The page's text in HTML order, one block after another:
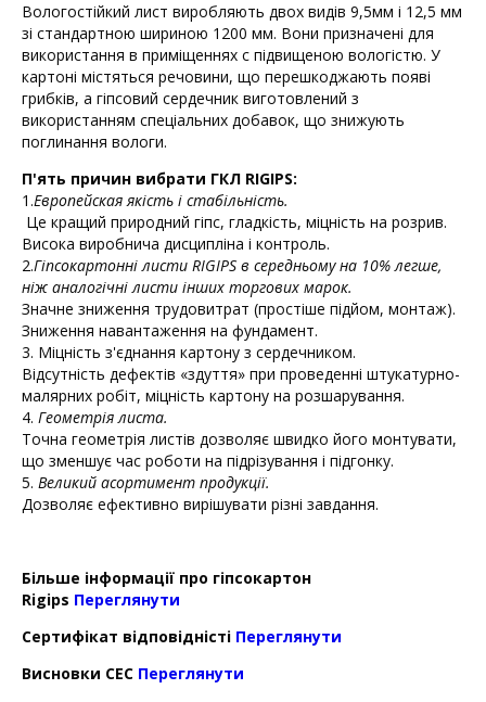
Вологостійкий лист виробляють двох видів 9,5мм і 12,5 мм
зі стандартною шириною 1200 мм. Вони призначені для
використання в приміщеннях c підвищеною вологістю. У
картоні містяться речовини, що перешкоджають появі
грибків, а гіпсовий сердечник виготовлений з
використанням спеціальних добавок, що знижують
поглинання вологи.
П'ять причин вибрати ГКЛ RIGIPS:
1.Европейская якість і стабільність.
Це кращий природний гіпс, гладкість, міцність на розрив.
Висока виробнича дисципліна і контроль.
2.Гіпсокартонні листи RIGIPS в середньому на 10% легше,
ніж аналогічні листи інших торгових марок.
Значне зниження трудовитрат (простіше підйом, монтаж).
Зниження навантаження на фундамент.
3. Міцність з'єднання картону з сердечником.
Відсутність дефектів «здуття» при проведенні штукатурно-
малярних робіт, міцність картону на розшарування.
4. Геометрія листа.
Точна геометрія листів дозволяє швидко його монтувати,
що зменшує час роботи на підрізування і підгонку.
5. Великий асортимент продукції.
Дозволяє ефективно вирішувати різні завдання.
Більше інформації про гіпсокартон
Rigips Переглянути
Сертифікат відповідністі Переглянути
Висновки СЕС Переглянути